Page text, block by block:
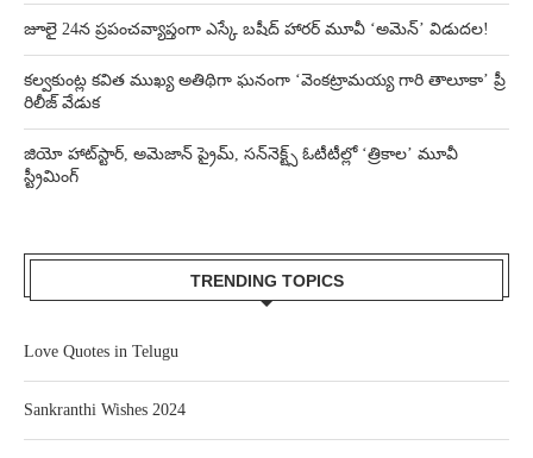
జూలై 24న ప్రపంచవ్యాప్తంగా ఎస్కే బషీద్‌ హారర్ మూవీ ‘అమెన్’ విడుదల!
కల్వకుంట్ల కవిత ముఖ్య అతిథిగా ఘనంగా ‘వెంకట్రామయ్య గారి తాలూకా’ ప్రీ
రిలీజ్ వేడుక
జియో హాట్‌స్టార్, అమెజాన్ ప్రైమ్, సన్‌నెక్ట్స్ ఓటీటీల్లో ‘త్రికాల’ మూవీ
స్ట్రీమింగ్
TRENDING TOPICS
Love Quotes in Telugu
Sankranthi Wishes 2024